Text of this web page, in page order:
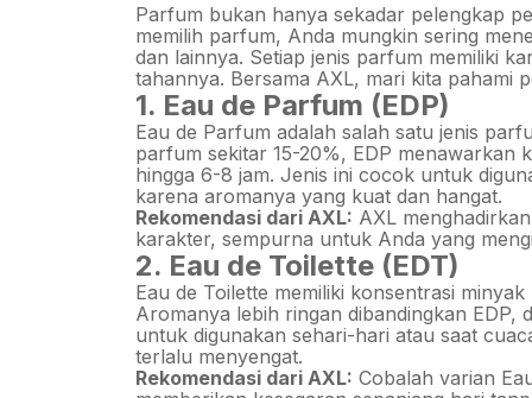
Parfum bukan hanya sekadar pelengkap
memilih parfum, Anda mungkin sering
dan lainnya. Setiap jenis parfum memiliki
tahannya. Bersama AXL, mari kita pahami
1. Eau de Parfum (EDP)
Eau de Parfum adalah salah satu jenis
parfum sekitar 15-20%, EDP menawarkan
hingga 6-8 jam. Jenis ini cocok untuk
karena aromanya yang kuat dan hangat.
Rekomendasi dari AXL: AXL
karakter, sempurna untuk Anda yang
2. Eau de Toilette (EDT)
Eau de Toilette memiliki konsentrasi
Aromanya lebih ringan dibandingkan EDP,
untuk digunakan sehari-hari atau saat
terlalu menyengat.
Rekomendasi dari AXL: Cobalah varian